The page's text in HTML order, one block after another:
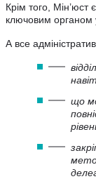
Крім того, Мін’юст
ключовим органом у
А все
що